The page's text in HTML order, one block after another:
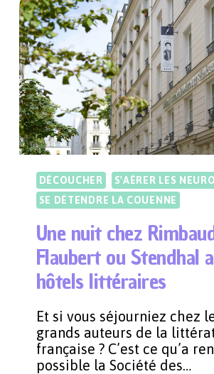
DÉCOUCHER
S'AÉRER LES
SE DÉTENDRE LA COUENNE
Une nuit chez
Flaubert ou Stendhal
hôtels littéraires
Et si vous séjourniez chez
grands auteurs de la
française ? C’est ce qu’a
possible la Société des…